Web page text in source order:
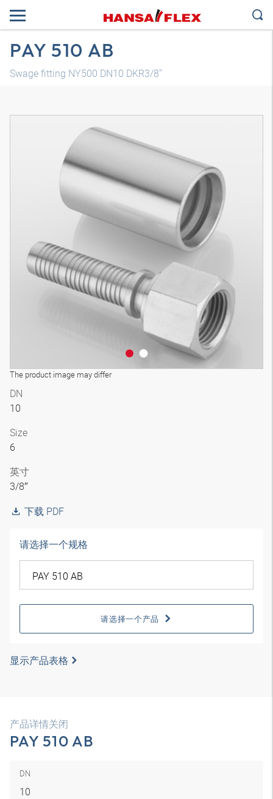
PAY 510 AB
Swage fitting NY500 DN10 DKR3/8"
The product image may differ
DN
10
Size
6
英寸
3/8″
下载 PDF
请选择一个规格
请选择一个产品
显示产品表格
产品详情关闭
PAY 510 AB
DN
10